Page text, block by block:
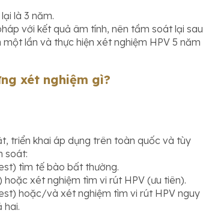
là 3 năm.
với kết quả âm tính, nên tầm soát lại sau
lần và thực hiện xét nghiệm HPV 5 năm
xét nghiệm gì?
triển khai áp dụng trên toàn quốc và tùy
soát:
tìm tế bào bất thường.
xét nghiệm tìm vi rút HPV (ưu tiên).
hoặc/và xét nghiệm tìm vi rút HPV nguy
hai.